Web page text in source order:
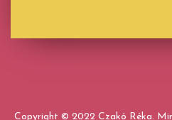
Copyright © 2022 Czakó Réka.